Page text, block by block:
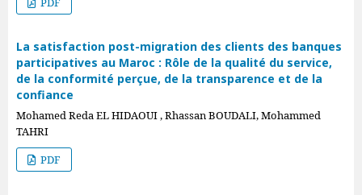
La satisfaction post-migration des clients des banques
participatives au Maroc : Rôle de la qualité du service,
de la conformité perçue, de la transparence et de la
confiance
Mohamed Reda EL HIDAOUI , Rhassan BOUDALI, Mohammed
TAHRI
PDF